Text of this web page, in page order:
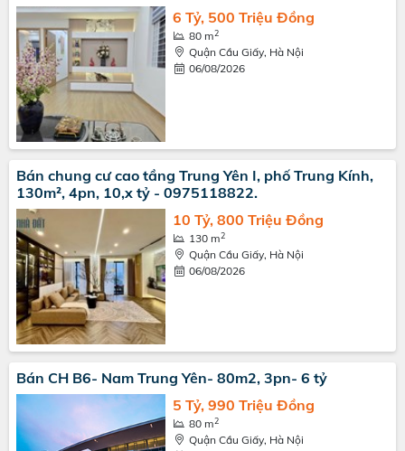
6 Tỷ, 500 Triệu Đồng
80 m2
Quận Cầu Giấy, Hà Nội
06/08/2026
Bán chung cư cao tầng Trung Yên I, phố Trung Kính,
130m², 4pn, 10,x tỷ - 0975118822.
10 Tỷ, 800 Triệu Đồng
130 m2
Quận Cầu Giấy, Hà Nội
06/08/2026
Bán CH B6- Nam Trung Yên- 80m2, 3pn- 6 tỷ
5 Tỷ, 990 Triệu Đồng
80 m2
Quận Cầu Giấy, Hà Nội